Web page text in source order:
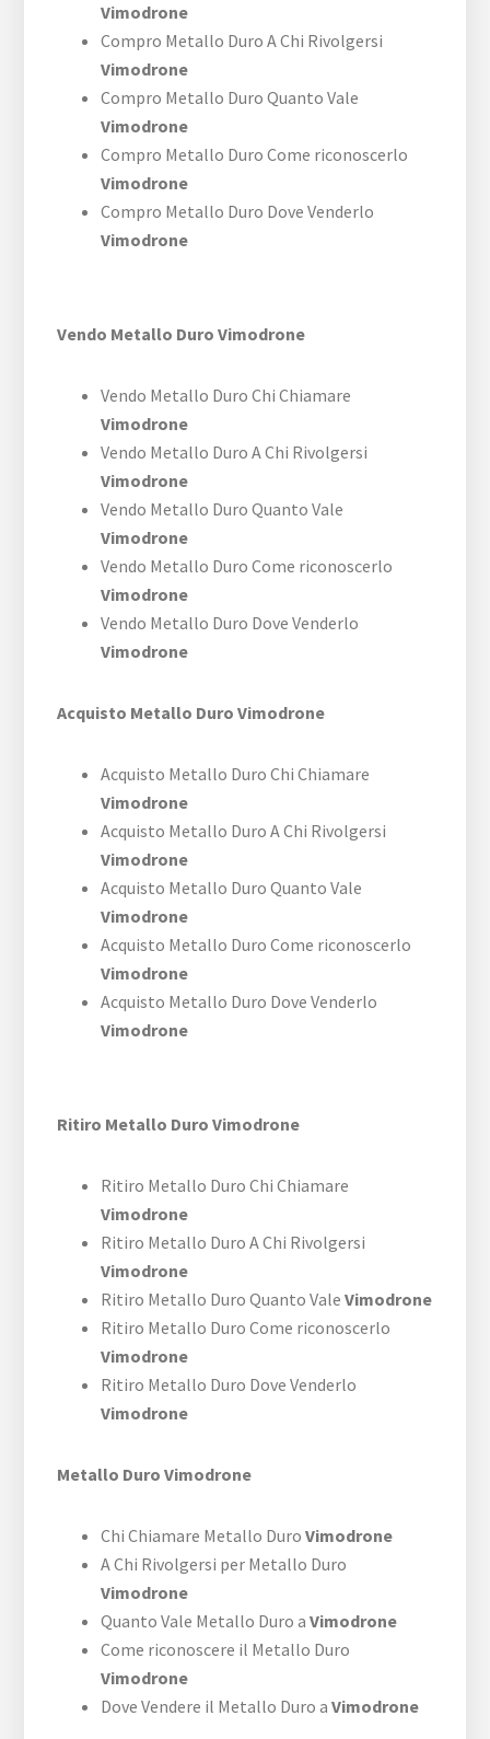
Vimodrone
Compro Metallo Duro A Chi Rivolgersi
Vimodrone
Compro Metallo Duro Quanto Vale
Vimodrone
Compro Metallo Duro Come riconoscerlo
Vimodrone
Compro Metallo Duro Dove Venderlo
Vimodrone
Vendo Metallo Duro Vimodrone
Vendo Metallo Duro Chi Chiamare
Vimodrone
Vendo Metallo Duro A Chi Rivolgersi
Vimodrone
Vendo Metallo Duro Quanto Vale
Vimodrone
Vendo Metallo Duro Come riconoscerlo
Vimodrone
Vendo Metallo Duro Dove Venderlo
Vimodrone
Acquisto Metallo Duro Vimodrone
Acquisto Metallo Duro Chi Chiamare
Vimodrone
Acquisto Metallo Duro A Chi Rivolgersi
Vimodrone
Acquisto Metallo Duro Quanto Vale
Vimodrone
Acquisto Metallo Duro Come riconoscerlo
Vimodrone
Acquisto Metallo Duro Dove Venderlo
Vimodrone
Ritiro Metallo Duro Vimodrone
Ritiro Metallo Duro Chi Chiamare
Vimodrone
Ritiro Metallo Duro A Chi Rivolgersi
Vimodrone
Ritiro Metallo Duro Quanto ValeVimodrone
Ritiro Metallo Duro Come riconoscerlo
Vimodrone
Ritiro Metallo Duro Dove Venderlo
Vimodrone
Metallo Duro Vimodrone
Chi Chiamare Metallo DuroVimodrone
A Chi Rivolgersi per Metallo Duro
Vimodrone
Quanto Vale Metallo Duro aVimodrone
Come riconoscere il Metallo Duro
Vimodrone
Dove Vendere il Metallo Duro aVimodrone